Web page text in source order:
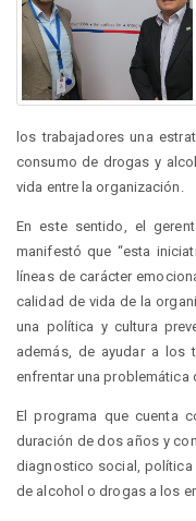
los trabajadores una
consumo de drogas y
vida entre la organización.
En este sentido, el
manifestó que “esta
líneas de carácter
calidad de vida de la
una política y cultura
además, de ayudar a los
enfrentar una problemática
El programa que cuenta
duración de dos años y
diagnostico social, política
de alcohol o drogas a los